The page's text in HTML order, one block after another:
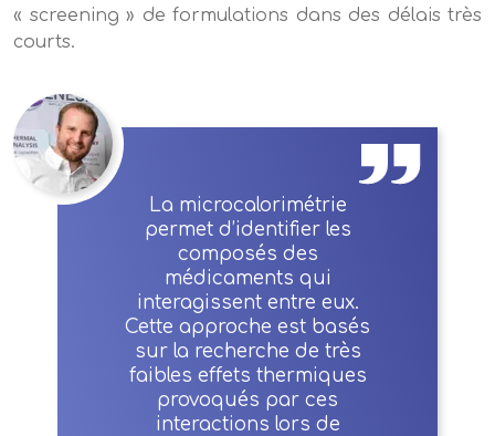
« screening » de formulations dans des délais très
courts.
La microcalorimétrie
permet d’identifier les
composés des
médicaments qui
interagissent entre eux.
Cette approche est basés
sur la recherche de très
faibles effets thermiques
provoqués par ces
interactions lors de